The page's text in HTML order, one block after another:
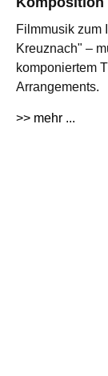
Filmmusik zum
Kreuznach" –
komponiertem
Arrangements.
>> mehr ...